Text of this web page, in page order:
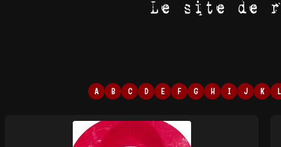
A B C D E F G H I J K L